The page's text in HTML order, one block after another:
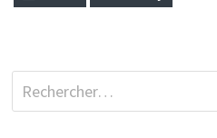
Rechercher :